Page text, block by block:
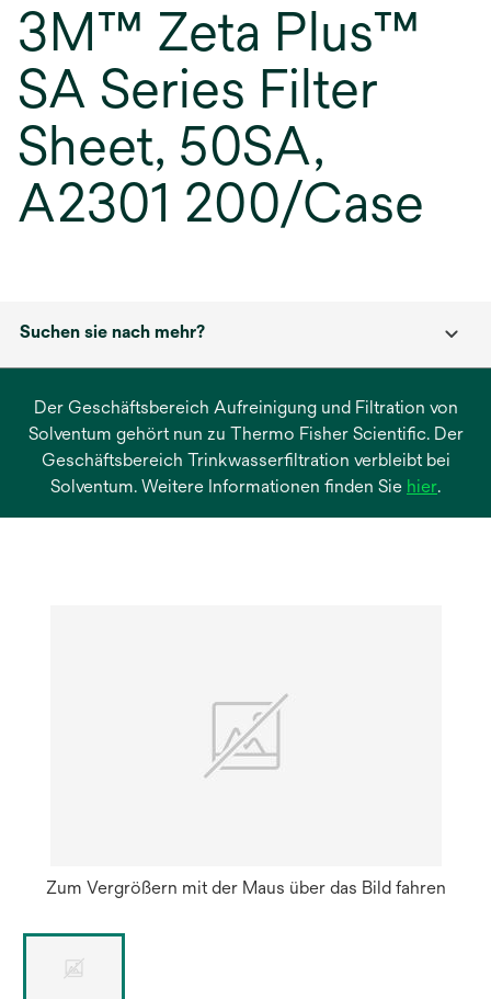
3M™ Zeta Plus™
SA Series Filter
Sheet, 50SA,
A2301 200/Case
Suchen sie nach mehr?
Der Geschäftsbereich Aufreinigung und Filtration von
Solventum gehört nun zu Thermo Fisher Scientific. Der
Geschäftsbereich Trinkwasserfiltration verbleibt bei
Solventum. Weitere Informationen finden Sie hierwird
.
Zum Vergrößern mit der Maus über das Bild fahren